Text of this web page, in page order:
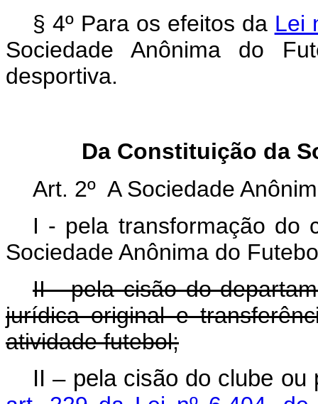
§ 4º Para os efeitos da Lei
Sociedade Anônima do
desportiva.
Da Constituição da
Art. 2º A Sociedade
I - pela transformação do
Sociedade Anônima do
II - pela cisão do
jurídica original e
atividade futebol;
II – pela cisão do clube